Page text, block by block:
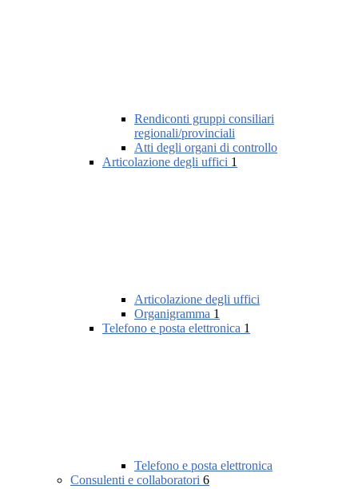
Rendiconti gruppi consiliari
regionali/provinciali
Atti degli organi di controllo
Articolazione degli uffici 1
Articolazione degli uffici
Organigramma 1
Telefono e posta elettronica 1
Telefono e posta elettronica
Consulenti e collaboratori 6